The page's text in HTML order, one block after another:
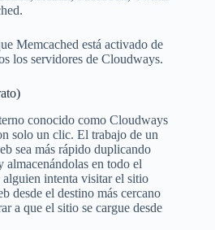
Memcached está activado de
los servidores de Cloudways.
conocido como Cloudways
solo un clic. El trabajo de un
sea más rápido duplicando
en todo el
intenta visitar el sitio
desde el destino más cercano
a que el sitio se cargue desde